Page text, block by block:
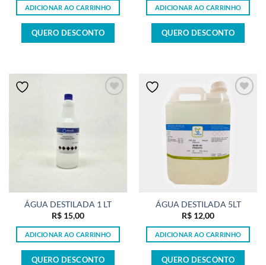
ADICIONAR AO CARRINHO
QUERO DESCONTO
ADICIONAR AO CARRINHO
QUERO DESCONTO
ÁGUA DESTILADA 1 LT
R$ 15,00
ADICIONAR AO CARRINHO
QUERO DESCONTO
ÁGUA DESTILADA 5LT
R$ 12,00
ADICIONAR AO CARRINHO
QUERO DESCONTO